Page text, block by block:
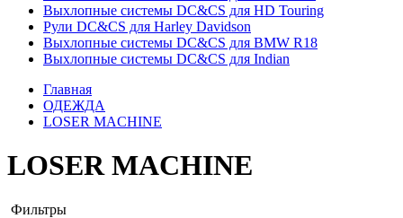
Выхлопные системы DC&CS для HD Touring
Рули DC&CS для Harley Davidson
Выхлопные системы DC&CS для BMW R18
Выхлопные системы DC&CS для Indian
Главная
ОДЕЖДА
LOSER MACHINE
LOSER MACHINE
Фильтры